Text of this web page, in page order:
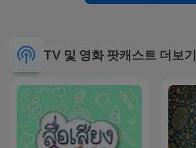
TV 및 영화 팟캐스트 더보기